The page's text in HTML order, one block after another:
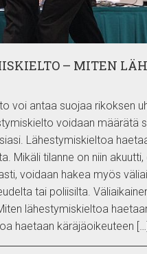
– MITEN
voi antaa suojaa rikoksen
voidaan määrätä
Lähestymiskieltoa
Mikäli tilanne on niin
voidaan hakea myös
tai poliisilta.
lähestymiskieltoa
haetaan käräjäoikeuteen […]